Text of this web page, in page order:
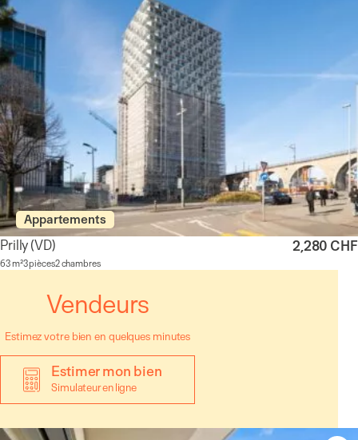
Appartements
Prilly(VD)
63 m²3 pièces2 chambres
2,280 CHF
Vendeurs
Estimez votre bien en quelques minutes
Estimer mon bien
Simulateur en ligne